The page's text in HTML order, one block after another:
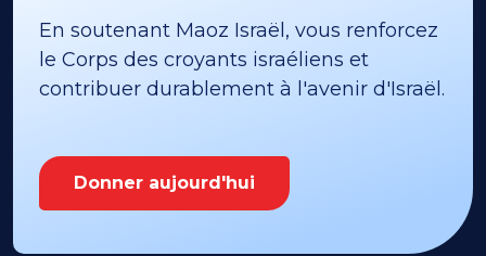
En soutenant Maoz Israël, vous renforcez
le Corps des croyants israéliens et
contribuer durablement à l'avenir d'Israël.
Donner aujourd'hui